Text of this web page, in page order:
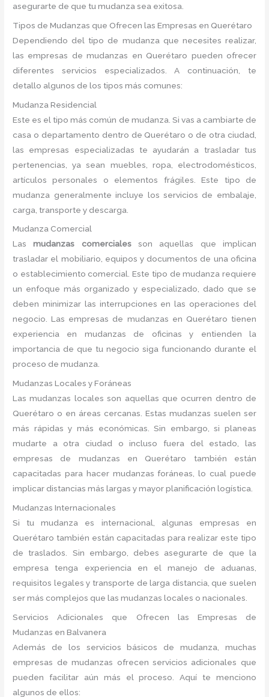
asegurarte de que tu mudanza sea exitosa.
Tipos de Mudanzas que Ofrecen las Empresas en Querétaro
Dependiendo del tipo de mudanza que necesites realizar,
las empresas de mudanzas en Querétaro pueden ofrecer
diferentes servicios especializados. A continuación, te
detallo algunos de los tipos más comunes:
Mudanza Residencial
Este es el tipo más común de mudanza. Si vas a cambiarte de
casa o departamento dentro de Querétaro o de otra ciudad,
las empresas especializadas te ayudarán a trasladar tus
pertenencias, ya sean muebles, ropa, electrodomésticos,
artículos personales o elementos frágiles. Este tipo de
mudanza generalmente incluye los servicios de embalaje,
carga, transporte y descarga.
Mudanza Comercial
Lasmudanzas comercialesson aquellas que implican
trasladar el mobiliario, equipos y documentos de una oficina
o establecimiento comercial. Este tipo de mudanza requiere
un enfoque más organizado y especializado, dado que se
deben minimizar las interrupciones en las operaciones del
negocio. Las empresas de mudanzas en Querétaro tienen
experiencia en mudanzas de oficinas y entienden la
importancia de que tu negocio siga funcionando durante el
proceso de mudanza.
Mudanzas Locales y Foráneas
Las mudanzas locales son aquellas que ocurren dentro de
Querétaro o en áreas cercanas. Estas mudanzas suelen ser
más rápidas y más económicas. Sin embargo, si planeas
mudarte a otra ciudad o incluso fuera del estado, las
empresas de mudanzas en Querétaro también están
capacitadas para hacer mudanzas foráneas, lo cual puede
implicar distancias más largas y mayor planificación logística.
Mudanzas Internacionales
Si tu mudanza es internacional, algunas empresas en
Querétaro también están capacitadas para realizar este tipo
de traslados. Sin embargo, debes asegurarte de que la
empresa tenga experiencia en el manejo de aduanas,
requisitos legales y transporte de larga distancia, que suelen
ser más complejos que las mudanzas locales o nacionales.
Servicios Adicionales que Ofrecen las Empresas de
Mudanzas en Balvanera
Además de los servicios básicos de mudanza, muchas
empresas de mudanzas ofrecen servicios adicionales que
pueden facilitar aún más el proceso. Aquí te menciono
algunos de ellos: